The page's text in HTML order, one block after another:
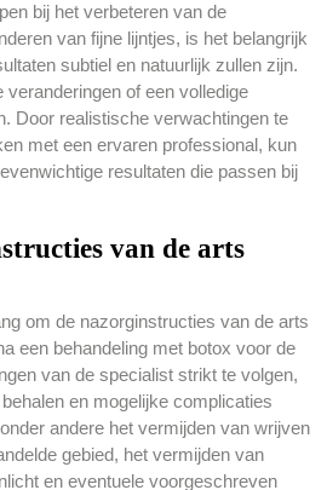
bij het verbeteren van de
van fijne lijntjes, is het belangrijk
subtiel en natuurlijk zullen zijn.
of een volledige
Door realistische verwachtingen te
met een ervaren professional, kun
resultaten die passen bij
van de arts
om de nazorginstructies van de arts
een behandeling met botox voor de
van de specialist strikt te volgen,
en mogelijke complicaties
andere het vermijden van wrijven
gebied, het vermijden van
en eventuele voorgeschreven